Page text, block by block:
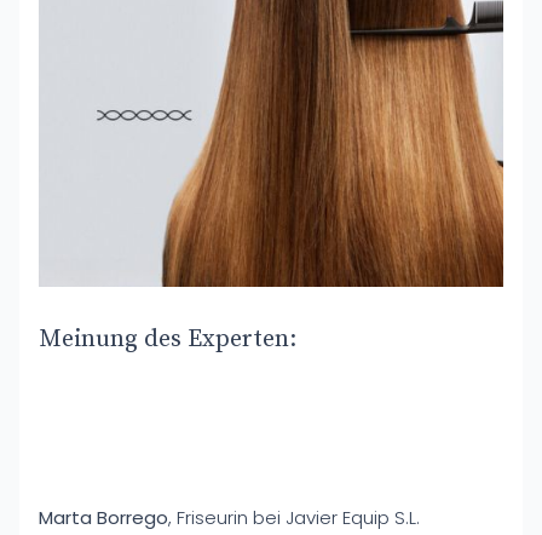
Meinung des Experten:
Marta Borrego, Friseurin bei Javier Equip S.L.